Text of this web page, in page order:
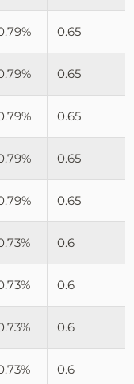
0.65
0.65
0.65
0.65
0.65
0.6
0.6
0.6
0.6